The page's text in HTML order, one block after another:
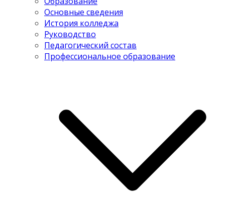
Основные сведения
История колледжа
Руководство
Педагогический состав
Профессиональное образование